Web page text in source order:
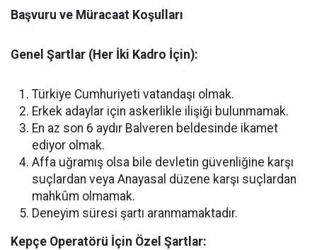
Başvuru ve Müracaat Koşulları
Genel Şartlar (Her İki Kadro İçin):
Türkiye Cumhuriyeti vatandaşı olmak.
Erkek adaylar için askerlikle ilişiği bulunmamak.
En az son 6 aydır Balveren beldesinde ikamet
ediyor olmak.
Affa uğramış olsa bile devletin güvenliğine karşı
suçlardan veya Anayasal düzene karşı suçlardan
mahkûm olmamak.
Deneyim süresi şartı aranmamaktadır.
Kepçe Operatörü İçin Özel Şartlar: